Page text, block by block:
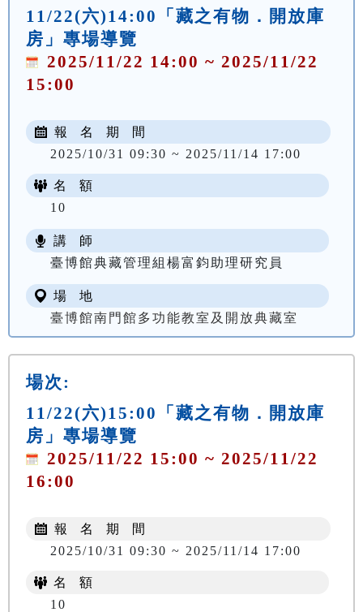
11/22(六)14:00「藏之有物．開放庫
房」專場導覽
2025/11/22 14:00 ~ 2025/11/22
15:00
報 名 期 間
2025/10/31 09:30 ~ 2025/11/14 17:00
名 額
10
講 師
臺博館典藏管理組楊富鈞助理研究員
場 地
臺博館南門館多功能教室及開放典藏室
場次:
11/22(六)15:00「藏之有物．開放庫
房」專場導覽
2025/11/22 15:00 ~ 2025/11/22
16:00
報 名 期 間
2025/10/31 09:30 ~ 2025/11/14 17:00
名 額
10